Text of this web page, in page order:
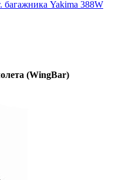
багажника Yakima 388W
(WingBar)